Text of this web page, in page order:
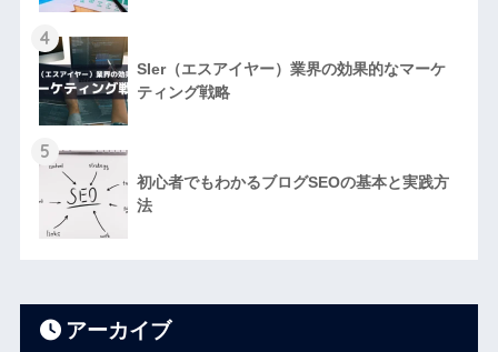
4
SIer（エスアイヤー）業界の効果的なマーケ
ティング戦略
5
初心者でもわかるブログSEOの基本と実践方
法
アーカイブ